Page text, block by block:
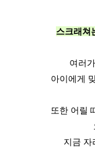
스크래쳐
여러
아이에게
또한 어릴
지금 자